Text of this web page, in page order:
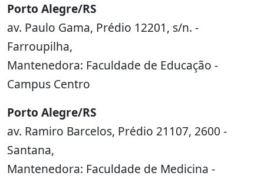
Porto Alegre/RS
av. Paulo Gama, Prédio 12201, s/n. -
Farroupilha,
Mantenedora: Faculdade de Educação -
Campus Centro
Porto Alegre/RS
av. Ramiro Barcelos, Prédio 21107, 2600 -
Santana,
Mantenedora: Faculdade de Medicina -